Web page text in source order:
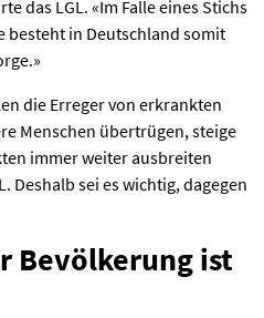
das LGL. «Im Falle eines Stichs
besteht in Deutschland somit
die Erreger von erkrankten
Menschen übertrügen, steige
immer weiter ausbreiten
Deshalb sei es wichtig, dagegen
Bevölkerung ist